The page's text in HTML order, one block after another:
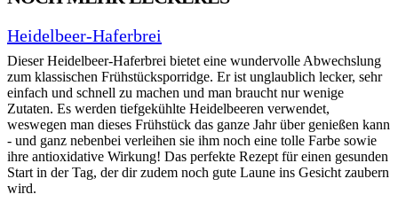
Heidelbeer-Haferbrei
Dieser Heidelbeer-Haferbrei bietet eine wundervolle Abwechslung
zum klassischen Frühstücksporridge. Er ist unglaublich lecker, sehr
einfach und schnell zu machen und man braucht nur wenige
Zutaten. Es werden tiefgekühlte Heidelbeeren verwendet,
weswegen man dieses Frühstück das ganze Jahr über genießen kann
- und ganz nebenbei verleihen sie ihm noch eine tolle Farbe sowie
ihre antioxidative Wirkung! Das perfekte Rezept für einen gesunden
Start in der Tag, der dir zudem noch gute Laune ins Gesicht zaubern
wird.